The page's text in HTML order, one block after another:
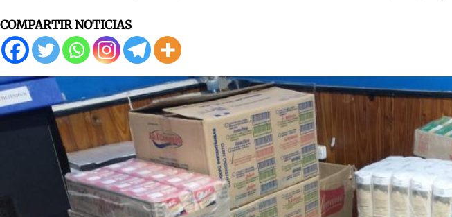
COMPARTIR NOTICIAS